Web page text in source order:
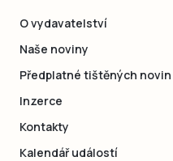
O vydavatelství
Naše noviny
Předplatné tištěných novin
Inzerce
Kontakty
Kalendář událostí